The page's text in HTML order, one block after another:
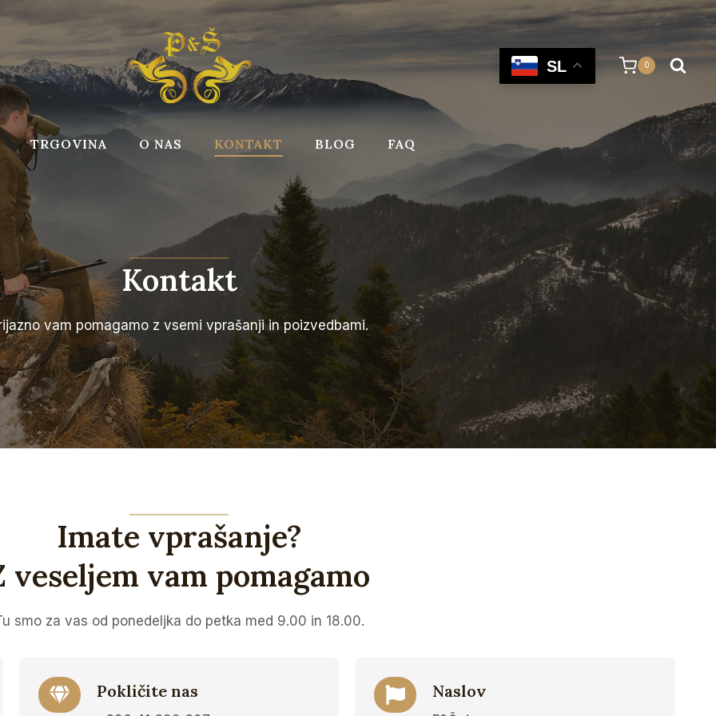
SL 0
TRGOVINA O NAS KONTAKT BLOG FAQ
Kontakt
vam pomagamo z vsemi vprašanji in poizvedbami.
Imate vprašanje?
veseljem vam pomagamo
smo za vas od ponedeljka do petka med 9.00 in 18.00.
Pokličite nas Naslov